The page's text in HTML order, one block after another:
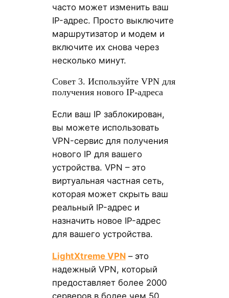
часто может изменить ваш
IP-адрес. Просто выключите
маршрутизатор и модем и
включите их снова через
несколько минут.
Совет 3. Используйте VPN для
получения нового IP-адреса
Если ваш IP заблокирован,
вы можете использовать
VPN-сервис для получения
нового IP для вашего
устройства. VPN – это
виртуальная частная сеть,
которая может скрыть ваш
реальный IP-адрес и
назначить новое IP-адрес
для вашего устройства.
LightXtreme VPN– это
надежный VPN, который
предоставляет более 2000
серверов в более чем 50